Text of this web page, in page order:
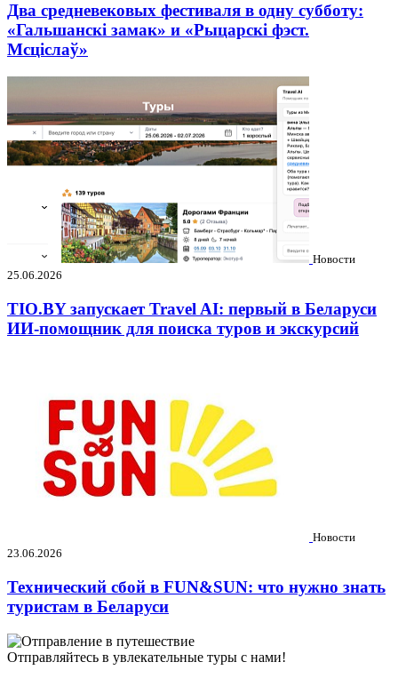
Два средневековых фестиваля в одну субботу:
«Гальшанскі замак» и «Рыцарскі фэст.
Мсціслаў»
Новости
25.06.2026
TIO.BY запускает Travel AI: первый в Беларуси
ИИ-помощник для поиска туров и экскурсий
Новости
23.06.2026
Технический сбой в FUN&SUN: что нужно знать
туристам в Беларуси
Отправляйтесь в увлекательные туры с нами!